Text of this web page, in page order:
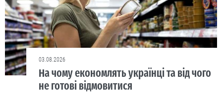
03.08.2026
На чому економлять українці та від чого
не готові відмовитися